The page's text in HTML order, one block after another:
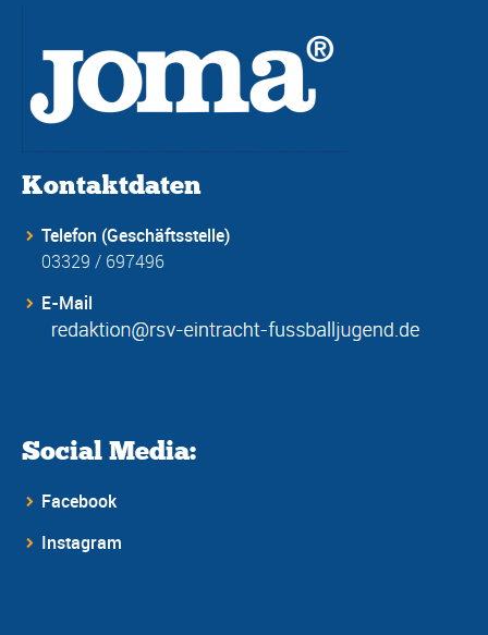
Kontaktdaten
Telefon (Geschäftsstelle)
03329 / 697496
E-Mail
Social Media:
Facebook
Instagram